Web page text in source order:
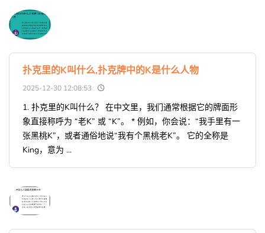
扑克里的K叫什么,扑克牌中的K是什么人物
2025-12-30 12:08:53
1. 扑克里的K叫什么？ 在中文里，我们通常根据它的牌面形
象直接称呼为 “老K” 或 “K”。 * 例如，你会说：“我手里有一
张黑桃K”，或者通俗地说“我有个黑桃老K”。 它的全称是
King，意为 ...